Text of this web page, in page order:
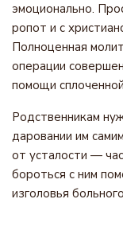
эмоционально.
ропот и с
Полноценная
операции
помощи
Родственникам
даровании им
от усталости —
бороться с ним
изголовья